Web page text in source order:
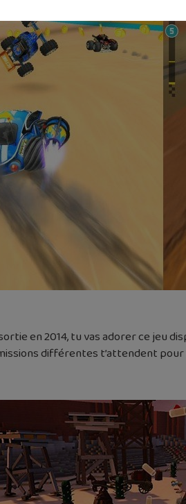
en 2014, tu vas adorer ce jeu
différentes t’attendent